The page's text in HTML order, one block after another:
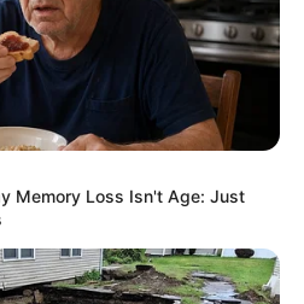
há 13 anos
fazer brinquedo reciclado
garrafa pet.
gonçalves
das pessoas criativas gostei
usando a garrafa pet a e
Memory Loss Isn't Age: Just